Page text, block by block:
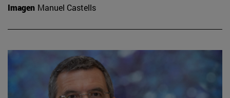
Imagen Manuel Castells